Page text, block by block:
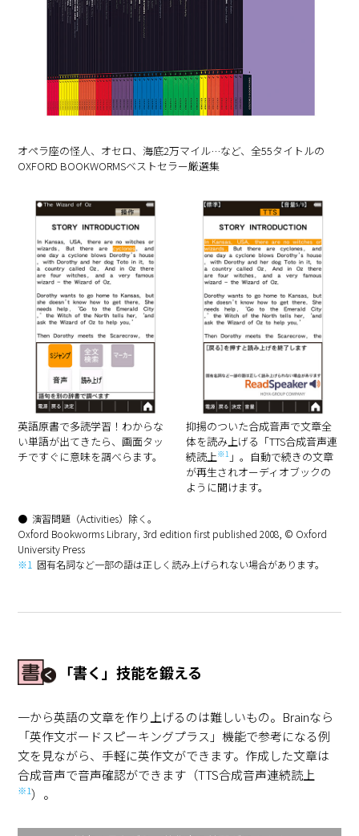
オペラ座の怪人、オセロ、海底2万マイル…など、全55タイトルの
OXFORD BOOKWORMSベストセラー厳選集
英語原書で多読学習！わからな
い単語が出てきたら、画面タッ
チですぐに意味を調べらます。
抑揚のついた合成音声で文章全
体を読み上げる「TTS合成音声連
続読上※1 」。自動で続きの文章
が再生されオーディオブックの
ように聞けます。
演習問題（Activities）除く。
Oxford Bookworms Library, 3rd edition first published 2008, © Oxford
University Press
※1 固有名詞など一部の語は正しく読み上げられない場合があります。
「書く」技能を鍛える
一から英語の文章を作り上げるのは難しいもの。Brainなら
「英作文ボードスピーキングプラス」機能で参考になる例
文を見ながら、手軽に英作文ができます。作成した文章は
合成音声で音声確認ができます（TTS合成音声連続読上
※1）。